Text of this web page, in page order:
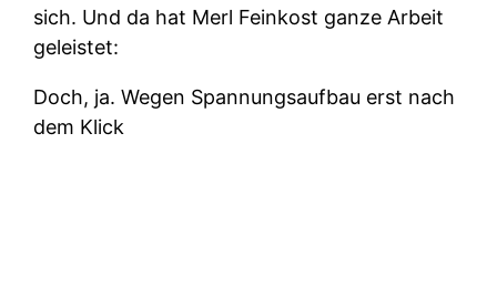
sich. Und da hat Merl Feinkost ganze Arbeit
geleistet:
Doch, ja. Wegen Spannungsaufbau erst nach
dem Klick